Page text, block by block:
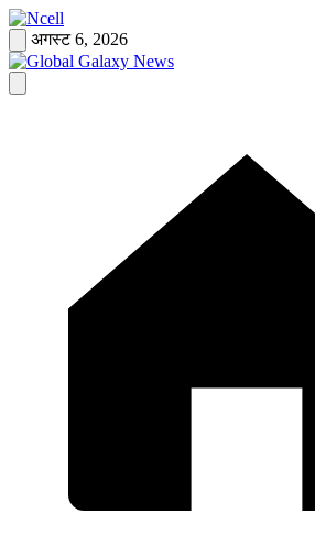
Skip
to
content
अगस्ट 6, 2026